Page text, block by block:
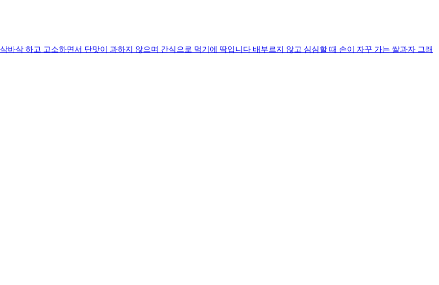
바삭 하고 고소하면서 단맛이 과하지 않으며 간식으로 먹기에 딱입니다 배부르지 않고 심심할 때 손이 자꾸 가는 쌀과자 그래